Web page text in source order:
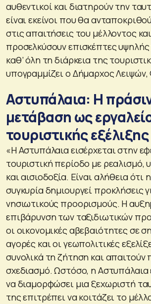
αυθεντικοί και διατηρούν την
είναι εκείνοι που θα
στις απαιτήσεις του μέλλοντος
προσελκύσουν επισκέπτες
καθ’ όλη τη διάρκεια της
υπογραμμίζει ο Δήμαρχος
Αστυπάλαια: Η
μετάβαση ως
τουριστικής εξέλιξης
«Η Αστυπάλαια εισέρχεται στην
τουριστική περίοδο με ρεαλισμό,
και αισιοδοξία. Είναι αλήθεια ότι
συγκυρία δημιουργεί προκλήσεις
νησιωτικούς προορισμούς. Η
επιβάρυνση των ταξιδιωτικών
οι οικονομικές αβεβαιότητες σε
αγορές και οι γεωπολιτικές
συνολικά τη ζήτηση και απαιτούν
σχεδιασμό. Ωστόσο, η Αστυπάλαια
να διαμορφώσει μια ξεχωριστή
της επιτρέπει να κοιτάζει το